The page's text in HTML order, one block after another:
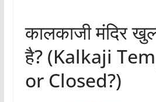
कालकाजी मंदिर
है? (Kalkaji
or Closed?)